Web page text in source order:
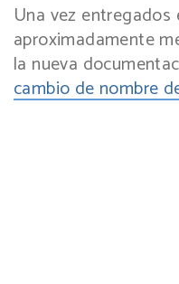
Una vez
aproximadamente
la nueva
cambio de nombre